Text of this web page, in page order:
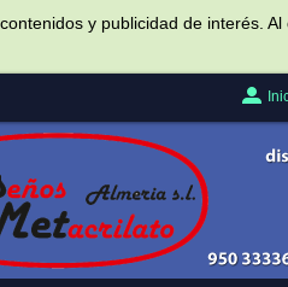
y publicidad de interés.